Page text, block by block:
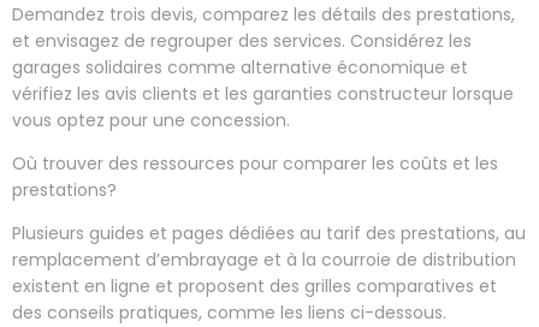
Demandez trois devis, comparez les détails des prestations,
et envisagez de regrouper des services. Considérez les
garages solidaires comme alternative économique et
vérifiez les avis clients et les garanties constructeur lorsque
vous optez pour une concession.
Où trouver des ressources pour comparer les coûts et les
prestations?
Plusieurs guides et pages dédiées au tarif des prestations, au
remplacement d’embrayage et à la courroie de distribution
existent en ligne et proposent des grilles comparatives et
des conseils pratiques, comme les liens ci-dessous.